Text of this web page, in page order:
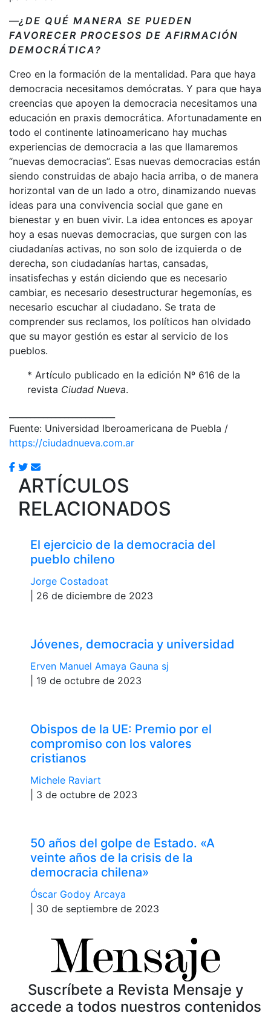
—¿DE QUÉ MANERA SE PUEDEN
FAVORECER PROCESOS DE AFIRMACIÓN
DEMOCRÁTICA?
Creo en la formación de la mentalidad. Para que haya
democracia necesitamos demócratas. Y para que haya
creencias que apoyen la democracia necesitamos una
educación en praxis democrática. Afortunadamente en
todo el continente latinoamericano hay muchas
experiencias de democracia a las que llamaremos
“nuevas democracias”. Esas nuevas democracias están
siendo construidas de abajo hacia arriba, o de manera
horizontal van de un lado a otro, dinamizando nuevas
ideas para una convivencia social que gane en
bienestar y en buen vivir. La idea entonces es apoyar
hoy a esas nuevas democracias, que surgen con las
ciudadanías activas, no son solo de izquierda o de
derecha, son ciudadanías hartas, cansadas,
insatisfechas y están diciendo que es necesario
cambiar, es necesario desestructurar hegemonías, es
necesario escuchar al ciudadano. Se trata de
comprender sus reclamos, los políticos han olvidado
que su mayor gestión es estar al servicio de los
pueblos.
* Artículo publicado en la edición Nº 616 de la
revista Ciudad Nueva.
Fuente: Universidad Iberoamericana de Puebla /
https://ciudadnueva.com.ar
ARTÍCULOS
RELACIONADOS
El ejercicio de la democracia del
pueblo chileno
Jorge Costadoat
| 26 de diciembre de 2023
Jóvenes, democracia y universidad
Erven Manuel Amaya Gauna sj
| 19 de octubre de 2023
Obispos de la UE: Premio por el
compromiso con los valores
cristianos
Michele Raviart
| 3 de octubre de 2023
50 años del golpe de Estado. «A
veinte años de la crisis de la
democracia chilena»
Óscar Godoy Arcaya
| 30 de septiembre de 2023
Suscríbete a Revista Mensaje y
accede a todos nuestros contenidos